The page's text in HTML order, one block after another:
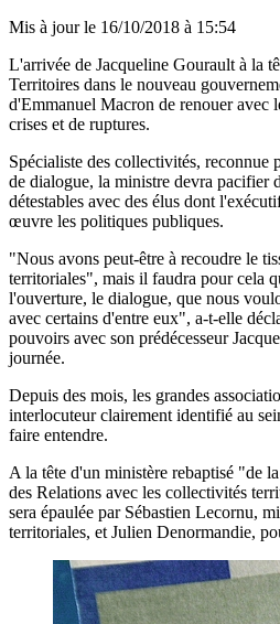
Mis à jour le 16/10/2018 à 15:54
L'arrivée de Jacqueline Gourault à la
Territoires dans le nouveau
d'Emmanuel Macron de renouer avec
crises et de ruptures.
Spécialiste des collectivités, reconnue
de dialogue, la ministre devra pacifier
détestables avec des élus dont
œuvre les politiques publiques.
"Nous avons peut-être à recoudre le
territoriales", mais il faudra pour cela
l'ouverture, le dialogue, que nous
avec certains d'entre eux", a-t-elle
pouvoirs avec son prédécesseur
journée.
Depuis des mois, les grandes
interlocuteur clairement identifié au
faire entendre.
A la tête d'un ministère rebaptisé "de
des Relations avec les collectivités
sera épaulée par Sébastien Lecornu,
territoriales, et Julien Denormandie,